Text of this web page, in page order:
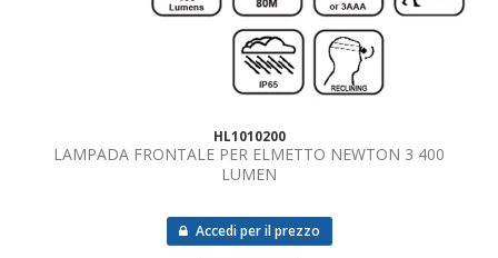
HL1010200
LAMPADA FRONTALE PER ELMETTO NEWTON 3 400
LUMEN
Accedi per il prezzo